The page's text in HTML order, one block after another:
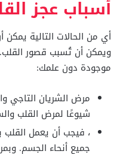
أسباب عجز
أي من الحالات التالية
ويمكن أن تُسبب قصور
موجودة دون علمك:
مرض الشريان التاجي
شيوعًا لمرض القلب
، فيجب أن يعمل
جميع أنحاء الجسم.